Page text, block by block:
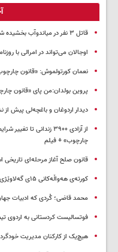
قاتل ٣ نفر در میاندوآب بخشیده شد
اوجالان می‌تواند در امرالی با
نعمان کورتولموش: «قانون
پروین بولدان:من پای «قانون
دیدار اردوغان و باغچه‌لی پیش
از آزادی ۳۹۰۰ زندانی تا
چارچوب» + فیلم
قانون صلح آغاز مرحله‌ای
کورتەی هەواڵەکانی ۱۵ی گەلاوێژی ۱۴۰۵ی هەتاوی
محمد قاضی؛ کُردی که ادبیات
فوتسالیست کردستانی به اردوی
هیچ‌یک از کارکنان مدیریت